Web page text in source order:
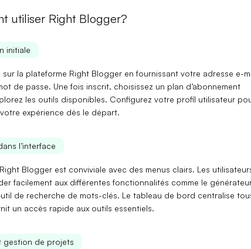
Se connecter
Se souvenir de moi Mot de passe oublié ?
utiliser Right Blogger?
initiale
sur la plateforme Right Blogger en fournissant votre adresse e-
de passe. Une fois inscrit, choisissez un plan d’abonnement
les outils disponibles. Configurez votre profil utilisateur
expérience dès le départ.
l’interface
Blogger est conviviale avec des menus clairs. Les
facilement aux différentes fonctionnalités comme le
de recherche de mots-clés. Le tableau de bord centralise
un accès rapide aux outils essentiels.
gestion de projets